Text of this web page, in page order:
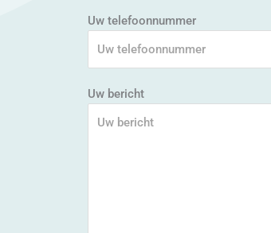
Uw telefoonnummer
Uw bericht